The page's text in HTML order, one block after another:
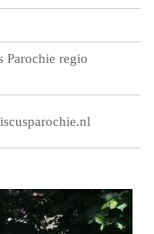
Parochie regio